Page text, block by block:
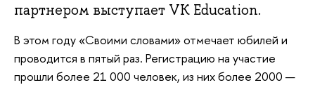
партнером выступает VK Education.
В этом году «Своими словами» отмечает юбилей и
проводится в пятый раз. Регистрацию на участие
прошли более 21 000 человек, из них более 2000 —